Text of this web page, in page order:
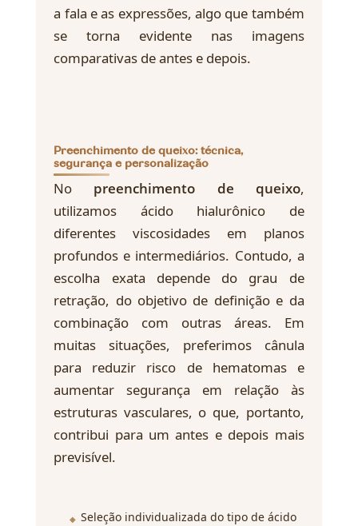
a fala e as expressões, algo que também
se torna evidente nas imagens
comparativas de antes e depois.
Preenchimento de queixo: técnica,
segurança e personalização
No preenchimento de queixo,
utilizamos ácido hialurônico de
diferentes viscosidades em planos
profundos e intermediários. Contudo, a
escolha exata depende do grau de
retração, do objetivo de definição e da
combinação com outras áreas. Em
muitas situações, preferimos cânula
para reduzir risco de hematomas e
aumentar segurança em relação às
estruturas vasculares, o que, portanto,
contribui para um antes e depois mais
previsível.
Seleção individualizada do tipo de ácido